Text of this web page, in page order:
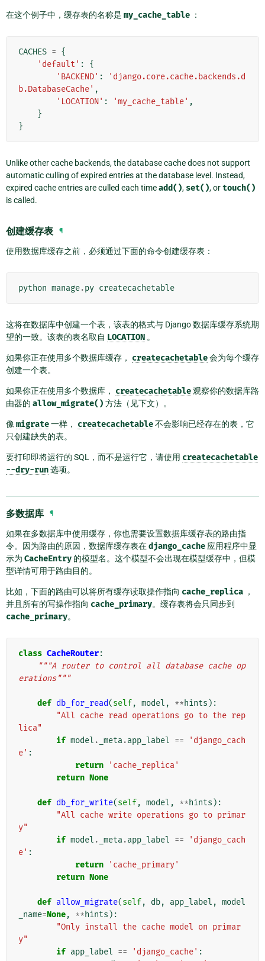
在这个例子中，缓存表的名称是 my_cache_table ：
CACHES = {
'default' :
{
'BACKEND' :
'django.core.cache.backends.d
b.DatabaseCache' ,
'LOCATION' : 'my_cache_table' ,
}
}
Unlike other cache backends, the database cache does not support
automatic culling of expired entries at the database level. Instead,
expired cache entries are culled each timeadd(), set(), ortouch()
is called.
创建缓存表 ¶
使用数据库缓存之前，必须通过下面的命令创建缓存表：
python manage.py createcachetable
这将在数据库中创建一个表，该表的格式与 Django 数据库缓存系统期
望的一致。该表的表名取自 LOCATION 。
如果你正在使用多个数据库缓存， createcachetable会为每个缓存
创建一个表。
如果你正在使用多个数据库， createcachetable观察你的数据库路
由器的 allow_migrate() 方法（见下文）。
像 migrate一样， createcachetable不会影响已经存在的表，它
只创建缺失的表。
要打印即将运行的 SQL，而不是运行它，请使用 createcachetable
--dry-run选项。
多数据库 ¶
如果在多数据库中使用缓存，你也需要设置数据库缓存表的路由指
令。因为路由的原因，数据库缓存表在django_cache 应用程序中显
示为 CacheEntry 的模型名。这个模型不会出现在模型缓存中，但模
型详情可用于路由目的。
比如，下面的路由可以将所有缓存读取操作指向 cache_replica ，
并且所有的写操作指向 cache_primary。缓存表将会只同步到
cache_primary。
class CacheRouter:
"""A router to control all database cache op
erations"""
def db_for_read(self, model , **hints ):
"All cache read operations go to the rep
lica"
if model . _meta.app_label ==
'django_cach
e' :
return
'cache_replica'
return None
def db_for_write(self, model , **hints ):
"All cache write operations go to primar
y"
if model . _meta.app_label ==
'django_cach
e' :
return
'cache_primary'
return None
def allow_migrate(self, db, app_label , model
_name=None, **hints ):
"Only install the cache model on primar
y"
if app_label == 'django_cache' :